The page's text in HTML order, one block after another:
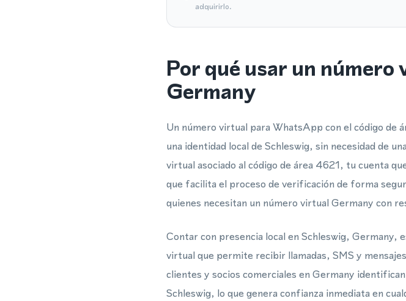
adquirirlo.
Por qué usar un
Germany
Un número virtual para WhatsApp con el código
una identidad local de Schleswig, sin necesidad de
virtual asociado al código de área 4621, tu cuenta
que facilita el proceso de verificación de forma
quienes necesitan un número virtual Germany con
Contar con presencia local en Schleswig, Germany,
virtual que permite recibir llamadas, SMS y
clientes y socios comerciales en Germany
Schleswig, lo que genera confianza inmediata en